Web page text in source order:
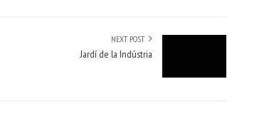
NEXT POST
Jardí de la Indústria